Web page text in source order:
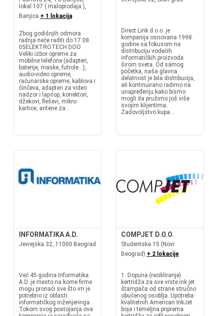
lokal 107 ( maloprodaja ),
Banjica + 1 lokacija
Zbog godišnjih odmora
radnja neće raditi do 17.08.
05ELEKTROTECH DOO
Veliki izbor opreme za
mobilne telefone (adapteri,
baterije, maske, futrole...),
audio-video opreme,
računarske opreme, kablova i
činčeva, adapteri za video
nadzor i lap-top, konektori,
džekovi, fleševi, mikro
kartice, antene za...
Direct Link d.o.o. je
kompanija osnovana 1998.
godine sa fokusom na
distribuciju vodećih
informatičkih proizvoda
širom sveta. Od samog
početka, naša glavna
delatnost je bila distribucija,
ali kontinuirano radimo na
unapređenju kako bismo
mogli da pružimo još više
svojim klijentima.
Zadovoljstvo kupa...
INFORMATIKA A.D.
Jevrejska 32, 11000 Beograd
Već 45 godina Informatika
A.D. je mesto na kome firme
mogu pronaći sve što im je
potrebno iz oblasti
informatičkog inženjeringa.
Tokom svog postojanja ova
COMPJET D.O.O.
Studentska 15 (Novi
Beograd) + 2 lokacije
1. Dopuna (recikliranje)
kertridža za sve vrste ink jet
štampača od strane stručno
obučenog osoblja. Upotreba
kvalitetnih American InkJet
boja i temeljna priprema